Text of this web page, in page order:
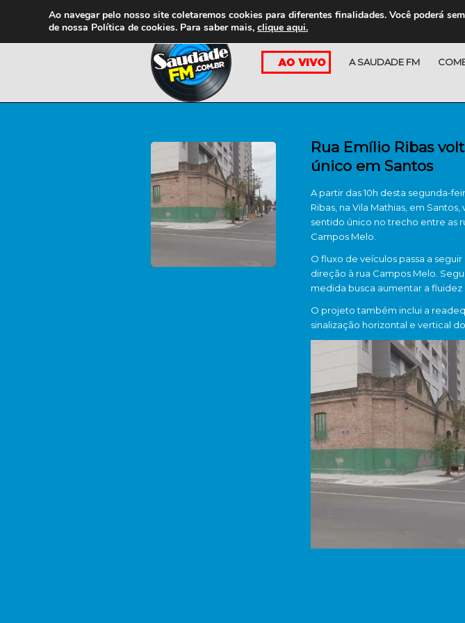
A SAUDADE FM
Rua Emílio Ribas
único em Santos
A partir das 10h desta segunda-
Ribas, na Vila Mathias, em
sentido único no trecho entre as
Campos Melo.
O fluxo de veículos passa a
direção à rua Campos Melo.
medida busca aumentar a fluidez
O projeto também inclui a
sinalização horizontal e vertical do
Ao navegar pelo nosso site coletaremos cookies para diferentes finalidades. Você poderá
de nossa Política de cookies. Para saber mais, clique aqui.